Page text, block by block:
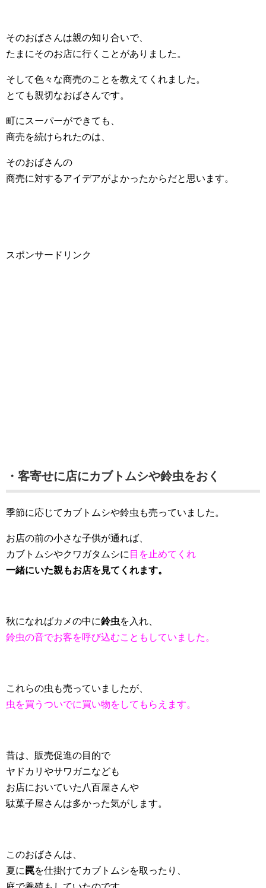
そのおばさんは親の知り合いで、
たまにそのお店に行くことがありました。
そして色々な商売のことを教えてくれました。
とても親切なおばさんです。
町にスーパーができても、
商売を続けられたのは、
そのおばさんの
商売に対するアイデアがよかったからだと思います。
スポンサードリンク
・客寄せに店にカブトムシや鈴虫をおく
季節に応じてカブトムシや鈴虫も売っていました。
お店の前の小さな子供が通れば、
カブトムシやクワガタムシに 目を止めてくれ
一緒にいた親もお店を見てくれます。
秋になればカメの中に鈴虫を入れ、
鈴虫の音でお客を呼び込むこともしていました。
これらの虫も売っていましたが、
虫を買うついでに買い物をしてもらえます。
昔は、販売促進の目的で
ヤドカリやサワガニなども
お店においていた八百屋さんや
駄菓子屋さんは多かった気がします。
このおばさんは、
夏に罠を仕掛けてカブトムシを取ったり、